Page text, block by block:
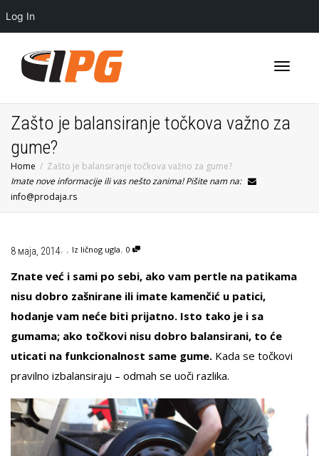
Log In
Zašto je balansiranje točkova važno za
gume?
Home
Zašto je balansiranje točkova važno za gume?
Imate nove informacije ili vas nešto zanima! Pišite nam na:
info@prodaja.rs
,
8 маја, 2014 , Iz ličnog ugla, 0
Znate već i sami po sebi, ako vam pertle na patikama
nisu dobro zašnirane ili imate kamenčić u patici,
hodanje vam neće biti prijatno. Isto tako je i sa
gumama; ako točkovi nisu dobro balansirani, to će
uticati na funkcionalnost same gume. Kada se točkovi
pravilno izbalansiraju – odmah se uoči razlika.